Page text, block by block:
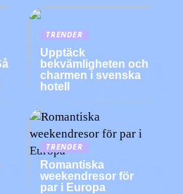
TRENDER
Upptäck
bekvämligheten och
charmen i svenska
hotell
TRENDER
Romantiska
weekendresor för
par i Europa